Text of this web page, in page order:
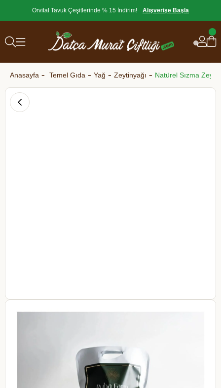
Orvital Tavuk Çeşitlerinde % 15 İndirim! Alışverişe Başla
Anasayfa Temel Gıda Yağ Zeytinyağı Natürel Sızma